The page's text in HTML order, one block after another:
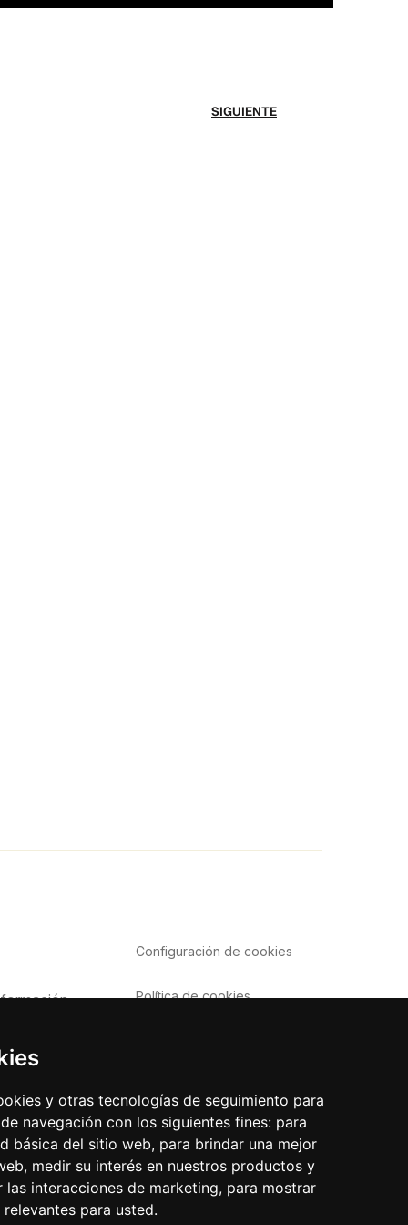
y otras tecnologías de seguimiento para
navegación con los siguientes fines: para
básica del sitio web, para brindar una mejor
, medir su interés en nuestros productos y
interacciones de marketing, para mostrar
para usted.
SIGUIENTE
Configuración de cookies
Política de cookies